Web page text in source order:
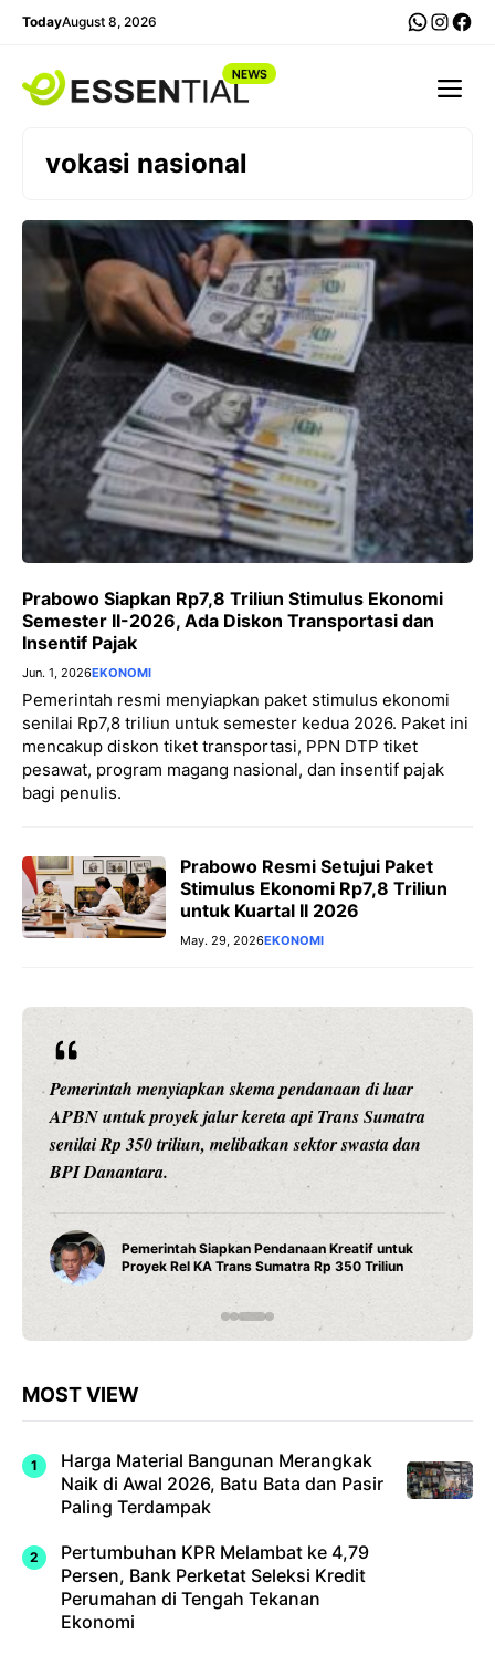
Skip
content
TodayAugust 8, 2026
vokasi nasional
Prabowo Siapkan Rp7,8 Triliun Stimulus Ekonomi
Semester II-2026, Ada Diskon Transportasi dan
Insentif Pajak
Jun. 1, 2026EKONOMI
Pemerintah resmi menyiapkan paket stimulus ekonomi
senilai Rp7,8 triliun untuk semester kedua 2026. Paket ini
mencakup diskon tiket transportasi, PPN DTP tiket
pesawat, program magang nasional, dan insentif pajak
bagi penulis.
Prabowo Resmi Setujui Paket
Stimulus Ekonomi Rp7,8 Triliun
untuk Kuartal II 2026
May. 29, 2026EKONOMI
Pemerintah menyiapkan skema pendanaan di luar
APBN untuk proyek jalur kereta api Trans Sumatra
senilai Rp 350 triliun, melibatkan sektor swasta dan
BPI Danantara.
Pemerintah Siapkan Pendanaan Kreatif untuk
Proyek Rel KA Trans Sumatra Rp 350 Triliun
MOST VIEW
Harga Material Bangunan Merangkak
Naik di Awal 2026, Batu Bata dan Pasir
Paling Terdampak
Pertumbuhan KPR Melambat ke 4,79
Persen, Bank Perketat Seleksi Kredit
Perumahan di Tengah Tekanan
Ekonomi